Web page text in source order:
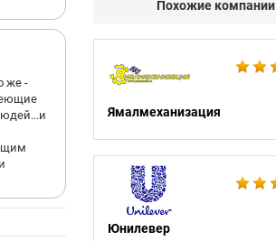
же -
Похожие компании
Ямалмеханизация
Юнилевер